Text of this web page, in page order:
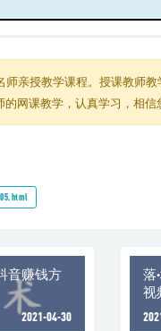
亲授教学课程。授课教师
网课教学，认真学习，相信
音赚钱方
2021-04-30
落
视